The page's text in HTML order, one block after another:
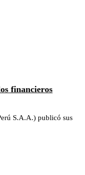
financieros
S.A.A.) publicó sus